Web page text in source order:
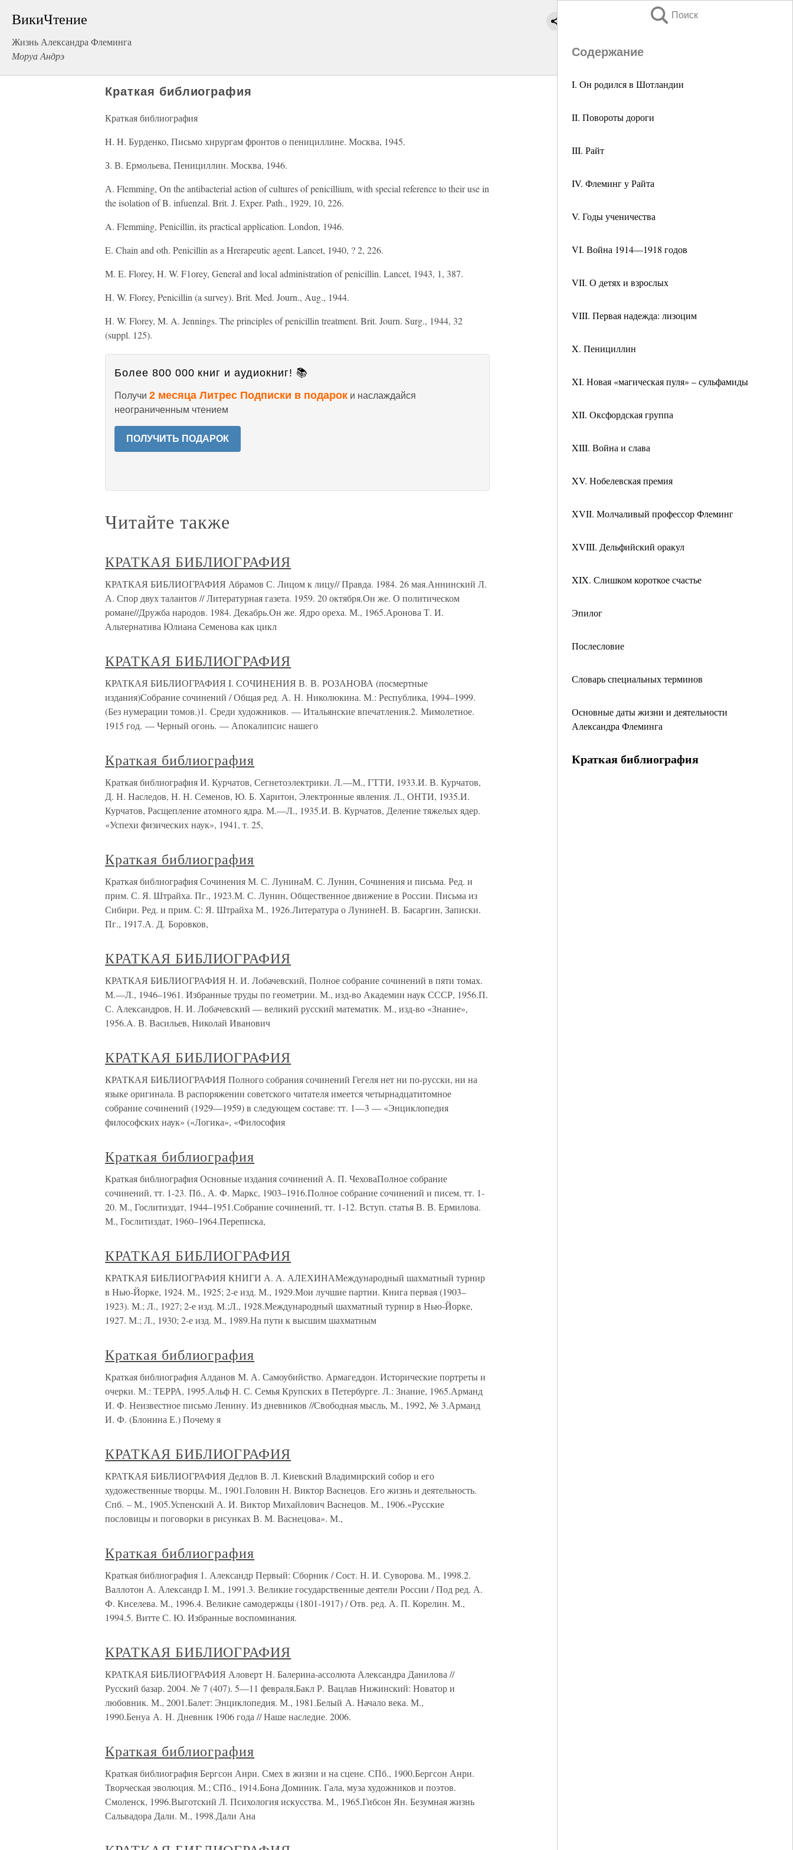
ВикиЧтение
Жизнь Александра Флеминга
Моруа Андрэ
Поиск
Содержание
I. Он родился в Шотландии
II. Повороты дороги
III. Райт
IV. Флеминг у Райта
V. Годы ученичества
VI. Война 1914—1918 годов
VII. О детях и взрослых
VIII. Первая надежда: лизоцим
X. Пенициллин
XI. Новая «магическая пуля» – сульфамиды
XII. Оксфордская группа
XIII. Война и слава
XV. Нобелевская премия
XVII. Молчаливый профессор Флеминг
XVIII. Дельфийский оракул
XIX. Слишком короткое счастье
Эпилог
Послесловие
Словарь специальных терминов
Основные даты жизни и деятельности
Александра Флеминга
Краткая библиография
Краткая библиография
Краткая библиография
H. H. Бурденко, Письмо хирургам фронтов о пенициллине. Москва, 1945.
З. В. Ермольева, Пенициллин. Москва, 1946.
А. Flemming, On the antibacterial action of cultures of penicillium, with special reference to their use in
the isolation of B. infuenzal. Brit. J. Exper. Path., 1929, 10, 226.
A. Flemming, Penicillin, its practical application. London, 1946.
E. Chain and oth. Penicillin as a Hrerapeutic agent. Lancet, 1940, ? 2, 226.
M. E. Florey, H. W. F1оrey, General and local administration of penicillin. Lancet, 1943, 1, 387.
H. W. Florey, Penicillin (a survey). Brit. Med. Journ., Aug., 1944.
H. W. Florey, M. A. Jennings. The principles of penicillin treatment. Brit. Journ. Surg., 1944, 32
(suppl. 125).
Более 800 000 книг и аудиокниг! 📚
Получи 2 месяца Литрес Подписки в подарок и наслаждайся
неограниченным чтением
ПОЛУЧИТЬ ПОДАРОК
Читайте также
КРАТКАЯ БИБЛИОГРАФИЯ
КРАТКАЯ БИБЛИОГРАФИЯ Абрамов С. Лицом к лицу// Правда. 1984. 26 мая.Аннинский Л.
А. Спор двух талантов // Литературная газета. 1959. 20 октября.Он же. О политическом
романе//Дружба народов. 1984. Декабрь.Он же. Ядро ореха. М., 1965.Аронова Т. И.
Альтернатива Юлиана Семенова как цикл
КРАТКАЯ БИБЛИОГРАФИЯ
КРАТКАЯ БИБЛИОГРАФИЯ I. СОЧИНЕНИЯ В. В. РОЗАНОВА (посмертные
издания)Собрание сочинений / Общая ред. А. Н. Николюкина. М.: Республика, 1994–1999.
(Без нумерации томов.)1. Среди художников. — Итальянские впечатления.2. Мимолетное.
1915 год. — Черный огонь. — Апокалипсис нашего
Краткая библиография
Краткая библиография И. Курчатов, Сегнетоэлектрики. Л.—М., ГТТИ, 1933.И. В. Курчатов,
Д. Н. Наследов, Н. Н. Семенов, Ю. Б. Харитон, Электронные явления. Л., ОНТИ, 1935.И.
Курчатов, Расщепление атомного ядра. М.—Л., 1935.И. В. Курчатов, Деление тяжелых ядер.
«Успехи физических наук», 1941, т. 25,
Краткая библиография
Краткая библиография Сочинения М. С. ЛунинаМ. С. Лунин, Сочинения и письма. Ред. и
прим. С. Я. Штрайха. Пг., 1923.М. С. Лунин, Общественное движение в России. Письма из
Сибири. Ред. и прим. С: Я. Штрайха М., 1926.Литература о ЛунинеН. В. Басаргин, Записки.
Пг., 1917.А. Д. Боровков,
КРАТКАЯ БИБЛИОГРАФИЯ
КРАТКАЯ БИБЛИОГРАФИЯ Н. И. Лобачевский, Полное собрание сочинений в пяти томах.
М.—Л., 1946–1961. Избранные труды по геометрии. М., изд-во Академии наук СССР, 1956.П.
С. Александров, Н. И. Лобачевский — великий русский математик. М., изд-во «Знание»,
1956.A. В. Васильев, Николай Иванович
КРАТКАЯ БИБЛИОГРАФИЯ
КРАТКАЯ БИБЛИОГРАФИЯ Полного собрания сочинений Гегеля нет ни по-русски, ни на
языке оригинала. В распоряжении советского читателя имеется четырнадцатитомное
собрание сочинений (1929—1959) в следующем составе: тт. 1—3 — «Энциклопедия
философских наук» («Логика», «Философия
Краткая библиография
Краткая библиография Основные издания сочинений А. П. ЧеховаПолное собрание
сочинений, тт. 1-23. Пб., А. Ф. Маркс, 1903–1916.Полное собрание сочинений и писем, тт. 1-
20. М., Гослитиздат, 1944–1951.Собрание сочинений, тт. 1-12. Вступ. статья В. В. Ермилова.
М., Гослитиздат, 1960–1964.Переписка,
КРАТКАЯ БИБЛИОГРАФИЯ
КРАТКАЯ БИБЛИОГРАФИЯ КНИГИ А. А. АЛЕХИНАМеждународный шахматный турнир
в Нью-Йорке, 1924. М., 1925; 2-е изд. М., 1929.Мои лучшие партии. Книга первая (1903–
1923). М.; Л., 1927; 2-е изд. М.;Л., 1928.Международный шахматный турнир в Нью-Йорке,
1927. М.; Л., 1930; 2-е изд. М., 1989.На пути к высшим шахматным
Краткая библиография
Краткая библиография Алданов М. А. Самоубийство. Армагеддон. Исторические портреты и
очерки. М.: ТЕРРА, 1995.Альф Н. С. Семья Крупских в Петербурге. Л.: Знание, 1965.Арманд
И. Ф. Неизвестное письмо Ленину. Из дневников //Свободная мысль, М., 1992, № 3.Арманд
И. Ф. (Блонина Е.) Почему я
КРАТКАЯ БИБЛИОГРАФИЯ
КРАТКАЯ БИБЛИОГРАФИЯ Дедлов В. Л. Киевский Владимирский собор и его
художественные творцы. М., 1901.Головин Н. Виктор Васнецов. Его жизнь и деятельность.
Спб. – М., 1905.Успенский А. И. Виктор Михайлович Васнецов. М., 1906.«Русские
пословицы и поговорки в рисунках В. М. Васнецова». М.,
Краткая библиография
Краткая библиография 1. Александр Первый: Сборник / Сост. Н. И. Суворова. М., 1998.2.
Валлотон А. Александр I. М., 1991.3. Великие государственные деятели России / Под ред. А.
Ф. Киселева. М., 1996.4. Великие самодержцы (1801-1917) / Отв. ред. А. П. Корелин. М.,
1994.5. Витте С. Ю. Избранные воспоминания.
КРАТКАЯ БИБЛИОГРАФИЯ
КРАТКАЯ БИБЛИОГРАФИЯ Аловерт Н. Балерина-ассолюта Александра Данилова //
Русский базар. 2004. № 7 (407). 5—11 февраля.Бакл Р. Вацлав Нижинский: Новатор и
любовник. М., 2001.Балет: Энциклопедия. М., 1981.Белый А. Начало века. М.,
1990.Бенуа А. Н. Дневник 1906 года // Наше наследие. 2006.
Краткая библиография
Краткая библиография Бергсон Анри. Смех в жизни и на сцене. СПб., 1900.Бергсон Анри.
Творческая эволюция. М.; СПб., 1914.Бона Доминик. Гала, муза художников и поэтов.
Смоленск, 1996.Выготский Л. Психология искусства. М., 1965.Гибсон Ян. Безумная жизнь
Сальвадора Дали. М., 1998.Дали Ана